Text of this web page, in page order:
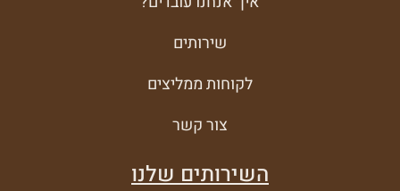
שירותים
לקוחות ממליצים
צור קשר
השירותים שלנו